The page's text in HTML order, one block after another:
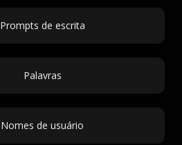
Prompts de escrita
Palavras
Nomes de usuário